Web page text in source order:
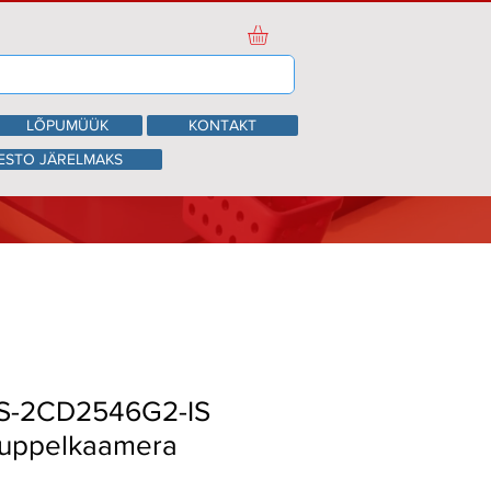
LÕPUMÜÜK
KONTAKT
JÄRELMAKS
2CD2546G2-IS